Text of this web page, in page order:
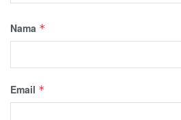
Nama *
Email *